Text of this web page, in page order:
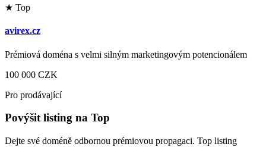
★ Top
avirex.cz
Prémiová doména s velmi silným marketingovým potencionálem
100 000 CZK
Pro prodávající
Povýšit listing na Top
Dejte své doméně odbornou prémiovou propagaci. Top listing